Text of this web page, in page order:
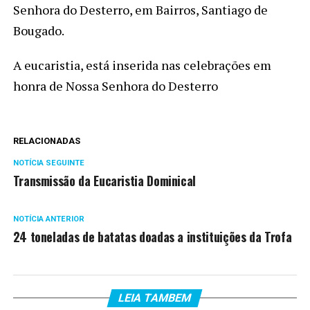
Senhora do Desterro, em Bairros, Santiago de
Bougado.
A eucaristia, está inserida nas celebrações em
honra de Nossa Senhora do Desterro
RELACIONADAS
NOTÍCIA SEGUINTE
Transmissão da Eucaristia Dominical
NOTÍCIA ANTERIOR
24 toneladas de batatas doadas a instituições da Trofa
LEIA TAMBEM